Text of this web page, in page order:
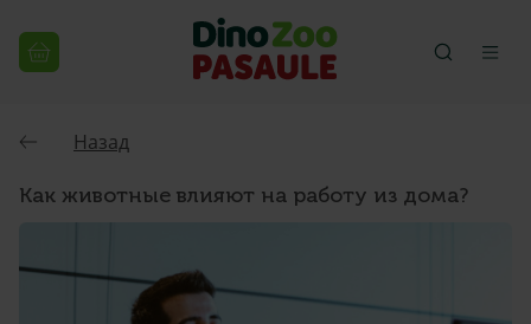
Назад
Как животные влияют на работу из дома?